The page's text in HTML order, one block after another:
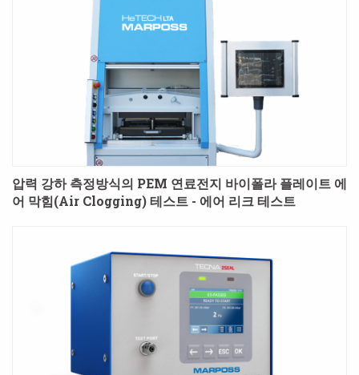
압력 강하 측정방식의 PEM 연료전지 바이폴라 플레이트 에
어 막힘(Air Clogging) 테스트 - 에어 리크 테스트